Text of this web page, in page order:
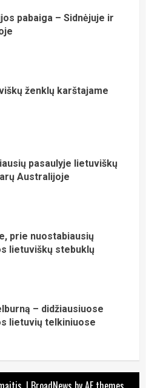
pabaiga – Sidnėjuje ir
ženklų karštajame
pasaulyje lietuviškų
Australijoje
prie nuostabiausių
lietuviškų stebuklų
– didžiausiuose
lietuvių telkiniuose